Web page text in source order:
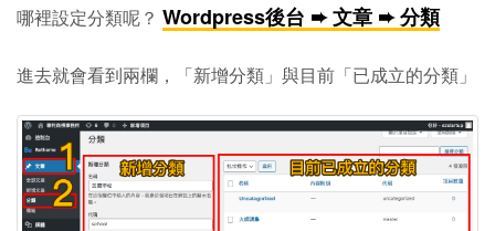
哪裡設定分類呢？ Wordpress後台 ➨ 文章 ➨ 分類
進去就會看到兩欄，「新增分類」與目前「已成立的分類」